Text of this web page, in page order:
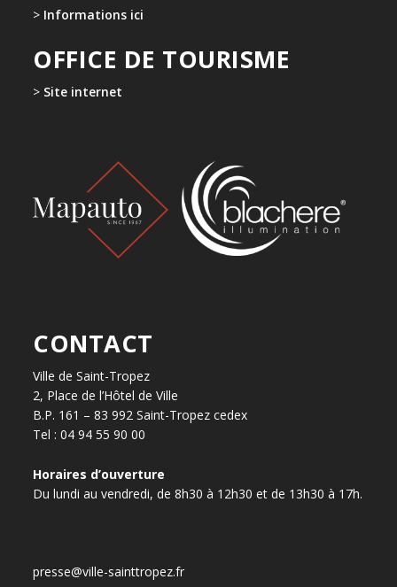
> Informations ici
OFFICE DE TOURISME
> Site internet
CONTACT
Ville de Saint-Tropez
2, Place de l’Hôtel de Ville
B.P. 161 – 83 992 Saint-Tropez cedex
Tel : 04 94 55 90 00
Horaires d’ouverture
Du lundi au vendredi, de 8h30 à 12h30 et de 13h30 à 17h.
presse@ville-sainttropez.fr